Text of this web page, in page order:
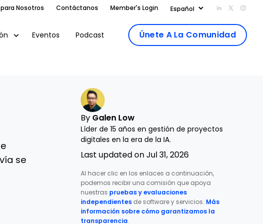
para Nosotros Contáctanos Member's Login Add us on
Follow
Eventos Podcast Únete A La Comunidad
se
By Galen Low
Líder de 15 años en gestión de proyectos
digitales en la era de la IA.
Last updated on Jul 31, 2026
Al hacer clic en los enlaces a continuación,
podemos recibir una comisión que apoya
nuestras pruebas y evaluaciones
independientes de software y servicios. Más
información sobre cómo garantizamos la
transparencia.